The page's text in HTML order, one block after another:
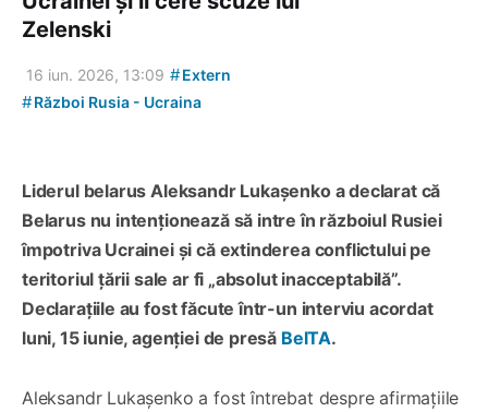
Zelenski
16 iun. 2026, 13:09 #Extern
#Război Rusia - Ucraina
Liderul belarus Aleksandr Lukașenko a declarat că
Belarus nu intenționează să intre în războiul Rusiei
împotriva Ucrainei și că extinderea conflictului pe
teritoriul țării sale ar fi „absolut inacceptabilă”.
Declarațiile au fost făcute într-un interviu acordat
luni, 15 iunie, agenției de presă BelTA.
Aleksandr Lukașenko a fost întrebat despre afirmațiile